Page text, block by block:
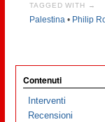
TAGGED WITH →
Palestina• Philip
Contenuti
Interventi
Recensioni